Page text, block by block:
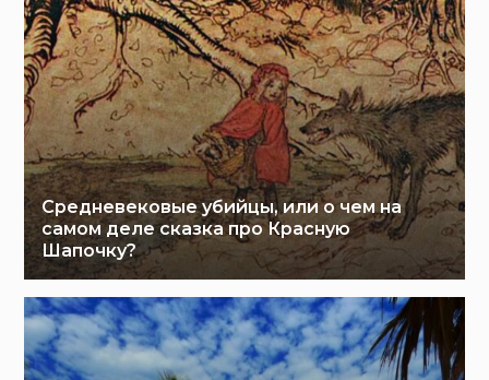
Средневековые убийцы, или о чем на
самом деле сказка про Красную
Шапочку?